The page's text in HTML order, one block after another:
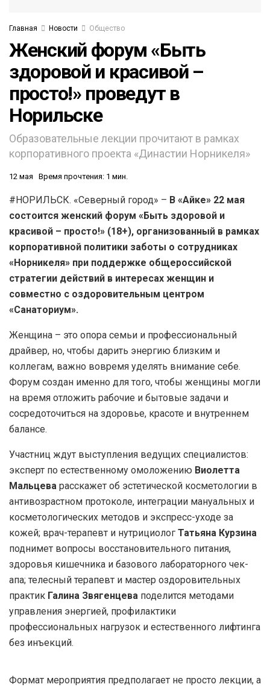
Главная Новости Общество
Женский форум «Быть
здоровой и красивой –
просто!» проведут в
Норильске
Образовательные лекции прочитают в рамках
корпоративного проекта «Династии Норникеля»
12 мая Время прочтения: 1 мин.
#НОРИЛЬСК. «Северный город» – В «Айке» 22 мая
состоится женский форум «Быть здоровой и
красивой – просто!» (18+), организованный в рамках
корпоративной политики заботы о сотрудниках
«Норникеля» при поддержке общероссийской
стратегии действий в интересах женщин и
совместно с оздоровительным центром
«Санаториум».
Женщина – это опора семьи и профессиональный
драйвер, но, чтобы дарить энергию близким и
коллегам, важно вовремя уделять внимание себе.
Форум создан именно для того, чтобы женщины могли
на время отложить рабочие и бытовые задачи и
сосредоточиться на здоровье, красоте и внутреннем
балансе.
Участниц ждут выступления ведущих специалистов:
эксперт по естественному омоложению Виолетта
Мальцева расскажет об эстетической косметологии в
антивозрастном протоколе, интеграции мануальных и
косметологических методов и экспресс-уходе за
кожей; врач-терапевт и нутрициолог Татьяна Курзина
поднимет вопросы восстановительного питания,
здоровья кишечника и базового лабораторного чек-
апа; телесный терапевт и мастер оздоровительных
практик Галина Звягенцева поделится методами
управления энергией, профилактики
профессиональных нагрузок и естественного лифтинга
без инъекций.
Формат мероприятия предполагает не просто лекции, а